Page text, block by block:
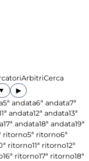
ArbitriCerca
▶
5ª andata6ª andata7ª
andata12ª andata13ª
17ª andata18ª andata19ª
ritorno5ª ritorno6ª
ritorno11ª ritorno12ª
16ª ritorno17ª ritorno18ª